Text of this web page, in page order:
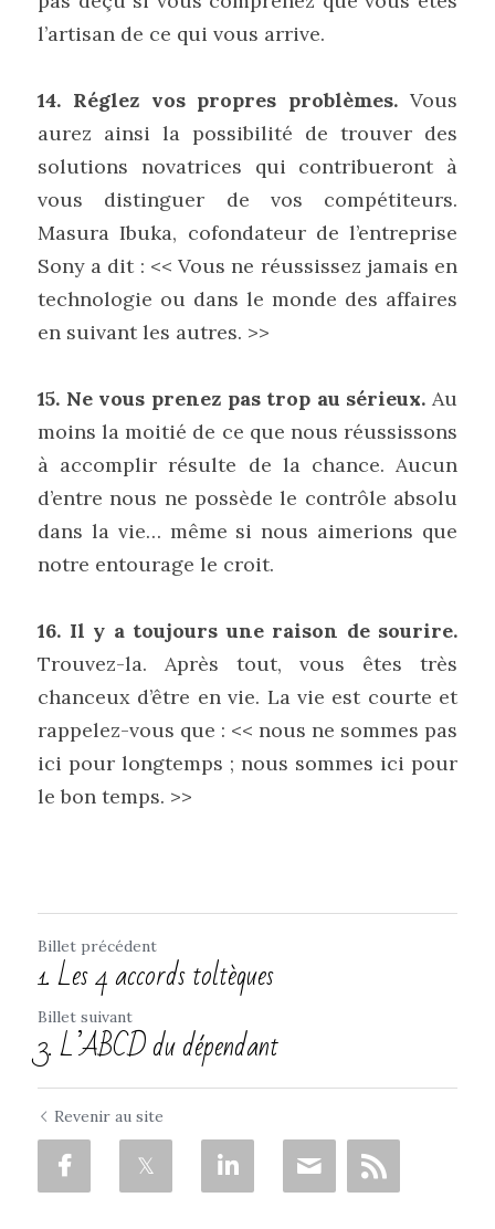
l’artisan de ce qui vous arrive.
14. Réglez vos propres problèmes. Vous
aurez ainsi la possibilité de trouver des
solutions novatrices qui contribueront à
vous distinguer de vos compétiteurs.
Masura Ibuka, cofondateur de l’entreprise
Sony a dit : << Vous ne réussissez jamais en
technologie ou dans le monde des affaires
en suivant les autres. >>
15. Ne vous prenez pas trop au sérieux. Au
moins la moitié de ce que nous réussissons
à accomplir résulte de la chance. Aucun
d’entre nous ne possède le contrôle absolu
dans la vie… même si nous aimerions que
notre entourage le croit.
Trouvez-la. Après tout, vous êtes très
chanceux d’être en vie. La vie est courte et
rappelez-vous que : << nous ne sommes pas
ici pour longtemps ; nous sommes ici pour
le bon temps. >>
Billet précédent
1. Les 4 accords toltèques
Billet suivant
3. L’ABCD du dépendant
Revenir au site